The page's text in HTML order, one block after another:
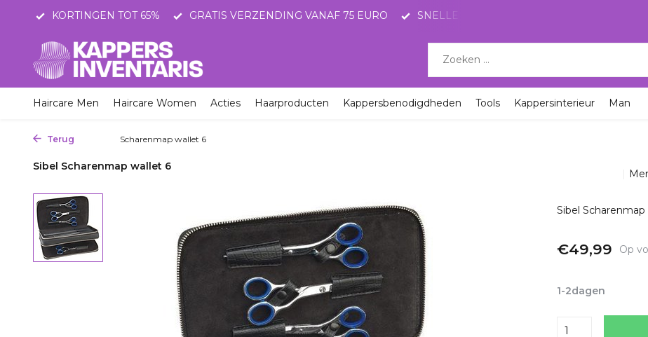
KORTINGEN TOT 65% GRATIS VERZENDING VANAF 75 EURO SNELLE LEVERING MET POSTNL
Haircare Men Haircare Women Acties Haarproducten Kappersbenodigdheden Tools Kappersinterieur Man
Terug Scharenmap wallet 6
Sibel Scharenmap wallet 6
Sibel
€49,99 Op
1-2dagen